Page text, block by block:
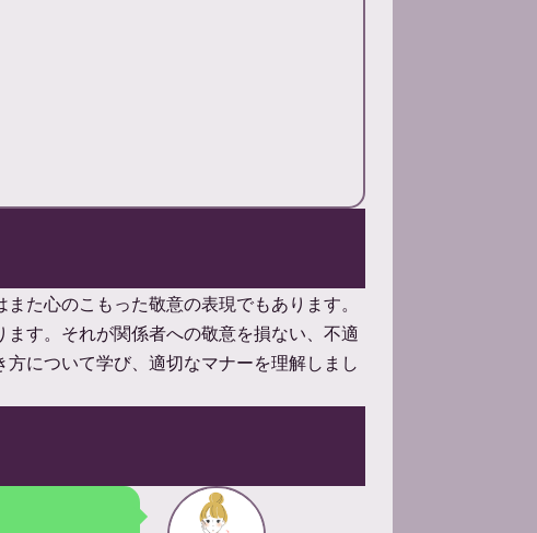
た心のこもった敬意の表現でもあります。
す。それが関係者への敬意を損ない、不適
について学び、適切なマナーを理解しまし